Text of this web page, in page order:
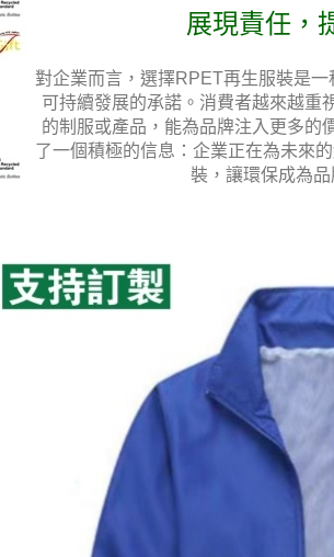
展現責任，
對企業而言，選擇RPET再生服裝是
可持續發展的承諾。消費者越來越重
的制服或產品，能為品牌注入更多的
了一個積極的信息：企業正在為未來
裝，讓環保成為品